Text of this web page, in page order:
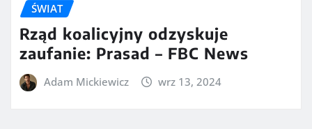
ŚWIAT
Rząd koalicyjny odzyskuje
zaufanie: Prasad – FBC News
Adam Mickiewicz wrz 13, 2024